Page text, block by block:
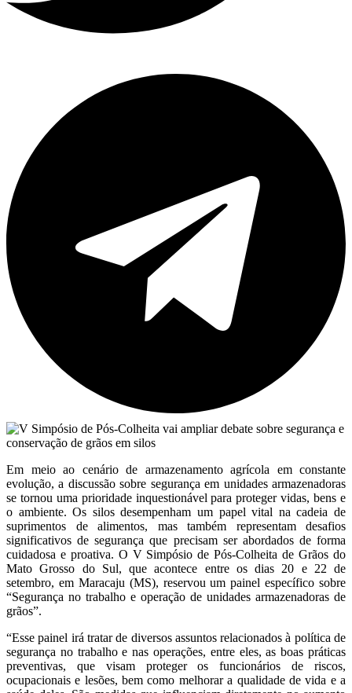
Em meio ao cenário de armazenamento agrícola em constante
evolução, a discussão sobre segurança em unidades armazenadoras
se tornou uma prioridade inquestionável para proteger vidas, bens e
o ambiente. Os silos desempenham um papel vital na cadeia de
suprimentos de alimentos, mas também representam desafios
significativos de segurança que precisam ser abordados de forma
cuidadosa e proativa. O V Simpósio de Pós-Colheita de Grãos do
Mato Grosso do Sul, que acontece entre os dias 20 e 22 de
setembro, em Maracaju (MS), reservou um painel específico sobre
“Segurança no trabalho e operação de unidades armazenadoras de
grãos”.
“Esse painel irá tratar de diversos assuntos relacionados à política de
segurança no trabalho e nas operações, entre eles, as boas práticas
preventivas, que visam proteger os funcionários de riscos,
ocupacionais e lesões, bem como melhorar a qualidade de vida e a